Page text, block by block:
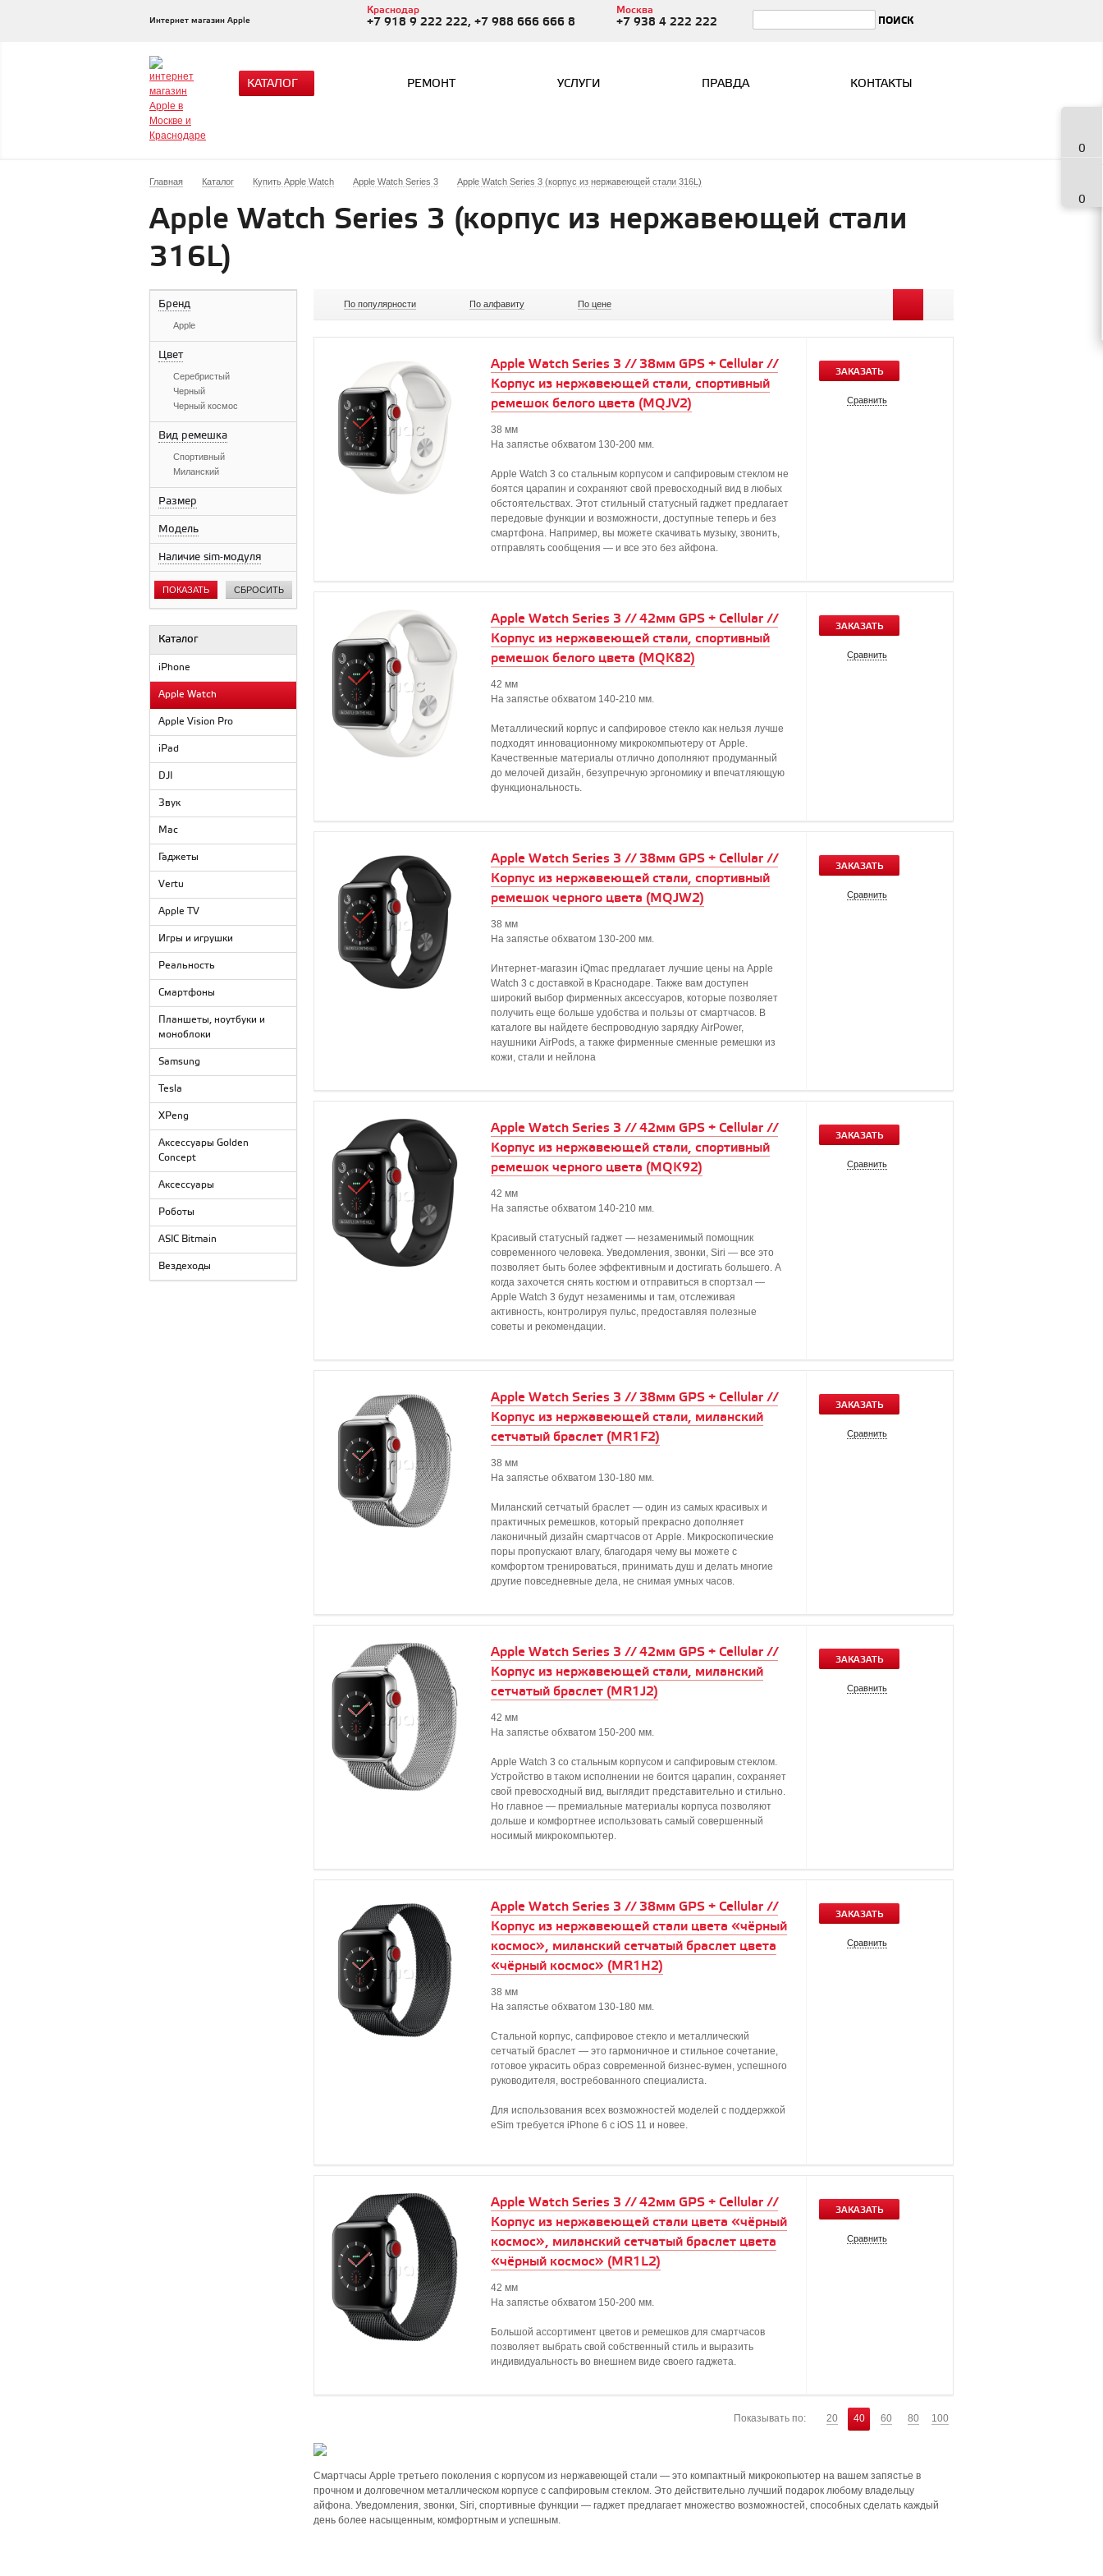
Интернет магазин Apple
Краснодар
+7 918 9 222 222, +7 988 666 666 8
Москва
+7 938 4 222 222
КАТАЛОГ РЕМОНТ УСЛУГИ ПРАВДА КОНТАКТЫ
0
0
Главная Каталог Купить Apple Watch Apple Watch Series 3 Apple Watch Series 3 (корпус из нержавеющей стали 316L)
Apple Watch Series 3 (корпус из нержавеющей стали
316L)
Бренд
Apple
Цвет
Серебристый
Черный
Черный космос
Вид ремешка
Спортивный
Миланский
Размер
Модель
Наличие sim-модуля
ПОКАЗАТЬ СБРОСИТЬ
Каталог
iPhone
Apple Watch
Apple Vision Pro
iPad
DJI
Звук
Mac
Гаджеты
Vertu
Apple TV
Игры и игрушки
Реальность
Смартфоны
Планшеты, ноутбуки и
моноблоки
Samsung
Tesla
XPeng
Аксессуары Golden
Concept
Аксессуары
Роботы
ASIC Bitmain
Вездеходы
По популярности По алфавиту По цене
Apple Watch Series 3 // 38мм GPS + Cellular //
Корпус из нержавеющей стали, спортивный
ремешок белого цвета (MQJV2)
38 мм
На запястье обхватом 130-200 мм.
Apple Watch 3 со стальным корпусом и сапфировым стеклом не
боятся царапин и сохраняют свой превосходный вид в любых
обстоятельствах. Этот стильный статусный гаджет предлагает
передовые функции и возможности, доступные теперь и без
смартфона. Например, вы можете скачивать музыку, звонить,
отправлять сообщения — и все это без айфона.
ЗАКАЗАТЬ
Сравнить
Apple Watch Series 3 // 42мм GPS + Cellular //
Корпус из нержавеющей стали, спортивный
ремешок белого цвета (MQK82)
42 мм
На запястье обхватом 140-210 мм.
Металлический корпус и сапфировое стекло как нельзя лучше
подходят инновационному микрокомпьютеру от Apple.
Качественные материалы отлично дополняют продуманный
до мелочей дизайн, безупречную эргономику и впечатляющую
функциональность.
ЗАКАЗАТЬ
Сравнить
Apple Watch Series 3 // 38мм GPS + Cellular //
Корпус из нержавеющей стали, спортивный
ремешок черного цвета (MQJW2)
38 мм
На запястье обхватом 130-200 мм.
Интернет-магазин iQmac предлагает лучшие цены на Apple
Watch 3 с доставкой в Краснодаре. Также вам доступен
широкий выбор фирменных аксессуаров, которые позволяет
получить еще больше удобства и пользы от смартчасов. В
каталоге вы найдете беспроводную зарядку AirPower,
наушники AirPods, а также фирменные сменные ремешки из
кожи, стали и нейлона
ЗАКАЗАТЬ
Сравнить
Apple Watch Series 3 // 42мм GPS + Cellular //
Корпус из нержавеющей стали, спортивный
ремешок черного цвета (MQK92)
42 мм
На запястье обхватом 140-210 мм.
Красивый статусный гаджет — незаменимый помощник
современного человека. Уведомления, звонки, Siri — все это
позволяет быть более эффективным и достигать большего. А
когда захочется снять костюм и отправиться в спортзал —
Apple Watch 3 будут незаменимы и там, отслеживая
активность, контролируя пульс, предоставляя полезные
советы и рекомендации.
ЗАКАЗАТЬ
Сравнить
Apple Watch Series 3 // 38мм GPS + Cellular //
Корпус из нержавеющей стали, миланский
сетчатый браслет (MR1F2)
38 мм
На запястье обхватом 130-180 мм.
Миланский сетчатый браслет — один из самых красивых и
практичных ремешков, который прекрасно дополняет
лаконичный дизайн смартчасов от Apple. Микроскопические
поры пропускают влагу, благодаря чему вы можете с
комфортом тренироваться, принимать душ и делать многие
другие повседневные дела, не снимая умных часов.
ЗАКАЗАТЬ
Сравнить
Apple Watch Series 3 // 42мм GPS + Cellular //
Корпус из нержавеющей стали, миланский
сетчатый браслет (MR1J2)
42 мм
На запястье обхватом 150-200 мм.
Apple Watch 3 со стальным корпусом и сапфировым стеклом.
Устройство в таком исполнении не боится царапин, сохраняет
свой превосходный вид, выглядит представительно и стильно.
Но главное — премиальные материалы корпуса позволяют
дольше и комфортнее использовать самый совершенный
носимый микрокомпьютер.
ЗАКАЗАТЬ
Сравнить
Apple Watch Series 3 // 38мм GPS + Cellular //
Корпус из нержавеющей стали цвета «чёрный
космос», миланский сетчатый браслет цвета
«чёрный космос» (MR1H2)
38 мм
На запястье обхватом 130-180 мм.
Стальной корпус, сапфировое стекло и металлический
сетчатый браслет — это гармоничное и стильное сочетание,
готовое украсить образ современной бизнес-вумен, успешного
руководителя, востребованного специалиста.
Для использования всех возможностей моделей с поддержкой
eSim требуется iPhone 6 с iOS 11 и новее.
ЗАКАЗАТЬ
Сравнить
Apple Watch Series 3 // 42мм GPS + Cellular //
Корпус из нержавеющей стали цвета «чёрный
космос», миланский сетчатый браслет цвета
«чёрный космос» (MR1L2)
42 мм
На запястье обхватом 150-200 мм.
Большой ассортимент цветов и ремешков для смартчасов
позволяет выбрать свой собственный стиль и выразить
индивидуальность во внешнем виде своего гаджета.
ЗАКАЗАТЬ
Сравнить
Показывать по: 20 40 60 80 100
Смартчасы Apple третьего поколения с корпусом из нержавеющей стали — это компактный микрокопьютер на вашем запястье в
прочном и долговечном металлическом корпусе с сапфировым стеклом. Это действительно лучший подарок любому владельцу
айфона. Уведомления, звонки, Siri, спортивные функции — гаджет предлагает множество возможностей, способных сделать каждый
день более насыщенным, комфортным и успешным.